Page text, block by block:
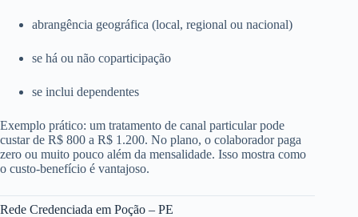
abrangência geográfica (local, regional ou nacional)
se há ou não coparticipação
se inclui dependentes
Exemplo prático: um tratamento de canal particular pode
custar de R$ 800 a R$ 1.200. No plano, o colaborador paga
zero ou muito pouco além da mensalidade. Isso mostra como
o custo-benefício é vantajoso.
Rede Credenciada em Poção – PE